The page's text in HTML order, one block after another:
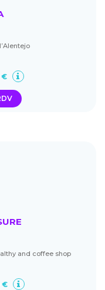
€
and coffee shop
€